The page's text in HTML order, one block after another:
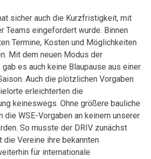
sicher auch die Kurzfristigkeit, mit
Teams eingefordert wurde. Binnen
Termine, Kosten und Möglichkeiten
Mit dem neuen Modus der
es auch keine Blaupause aus einer
Auch die plötzlichen Vorgaben
erleichterten die
keineswegs. Ohne größere bauliche
die WSE-Vorgaben an keinem unserer
So musste der DRIV zunächst
die Vereine ihre bekannten
für internationale